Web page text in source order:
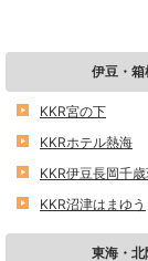
伊豆・箱
KKR宮の下
KKRホテル熱海
KKR伊豆長岡千
KKR沼津はまゆう
東海・北